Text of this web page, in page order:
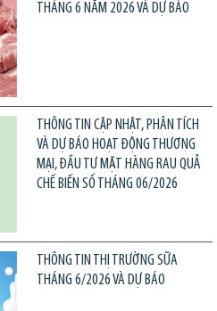
THÁNG 6 NĂM 2026 VÀ DỰ BÁO
THÔNG TIN CẬP NHẬT, PHÂN TÍCH
VÀ DỰ BÁO HOẠT ĐỘNG THƯƠNG
MẠI, ĐẦU TƯ MẶT HÀNG RAU QUẢ
CHẾ BIẾN SỐ THÁNG 06/2026
THÔNG TIN THỊ TRƯỜNG SỮA
THÁNG 6/2026 VÀ DỰ BÁO